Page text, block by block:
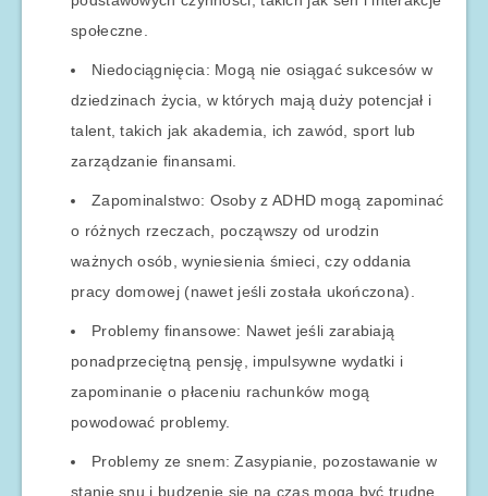
społeczne.
Niedociągnięcia: Mogą nie osiągać sukcesów w
dziedzinach życia, w których mają duży potencjał i
talent, takich jak akademia, ich zawód, sport lub
zarządzanie finansami.
Zapominalstwo: Osoby z ADHD mogą zapominać
o różnych rzeczach, począwszy od urodzin
ważnych osób, wyniesienia śmieci, czy oddania
pracy domowej (nawet jeśli została ukończona).
Problemy finansowe: Nawet jeśli zarabiają
ponadprzeciętną pensję, impulsywne wydatki i
zapominanie o płaceniu rachunków mogą
powodować problemy.
Problemy ze snem: Zasypianie, pozostawanie w
stanie snu i budzenie się na czas mogą być trudne.